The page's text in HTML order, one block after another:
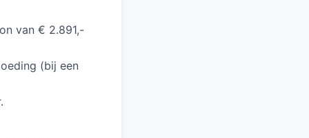
van € 2.891,-
(bij een